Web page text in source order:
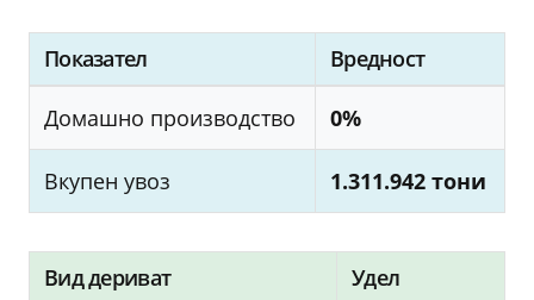
Показател Вредност
Домашно производство 0%
Вкупен увоз 1.311.942 тони
Вид дериват Удел